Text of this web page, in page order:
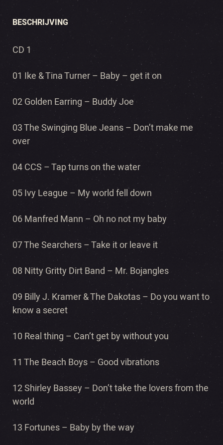
BESCHRIJVING
CD 1
01 Ike & Tina Turner – Baby – get it on
02 Golden Earring – Buddy Joe
03 The Swinging Blue Jeans – Don’t make me
over
04 CCS – Tap turns on the water
05 Ivy League – My world fell down
06 Manfred Mann – Oh no not my baby
07 The Searchers – Take it or leave it
08 Nitty Gritty Dirt Band – Mr. Bojangles
09 Billy J. Kramer & The Dakotas – Do you want to
know a secret
10 Real thing – Can’t get by without you
11 The Beach Boys – Good vibrations
12 Shirley Bassey – Don’t take the lovers from the
world
13 Fortunes – Baby by the way